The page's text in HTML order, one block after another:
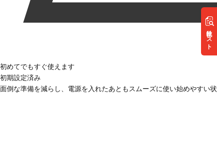
リスト
初めてでもすぐ使えます
初期設定済み
面倒な準備を減らし、電源を入れたあともスムーズに使い始めやすい